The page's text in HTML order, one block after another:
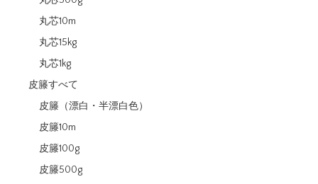
丸芯10m
丸芯15kg
丸芯1kg
皮籐すべて
皮籐（漂白・半漂白色）
皮籐10m
皮籐100g
皮籐500g